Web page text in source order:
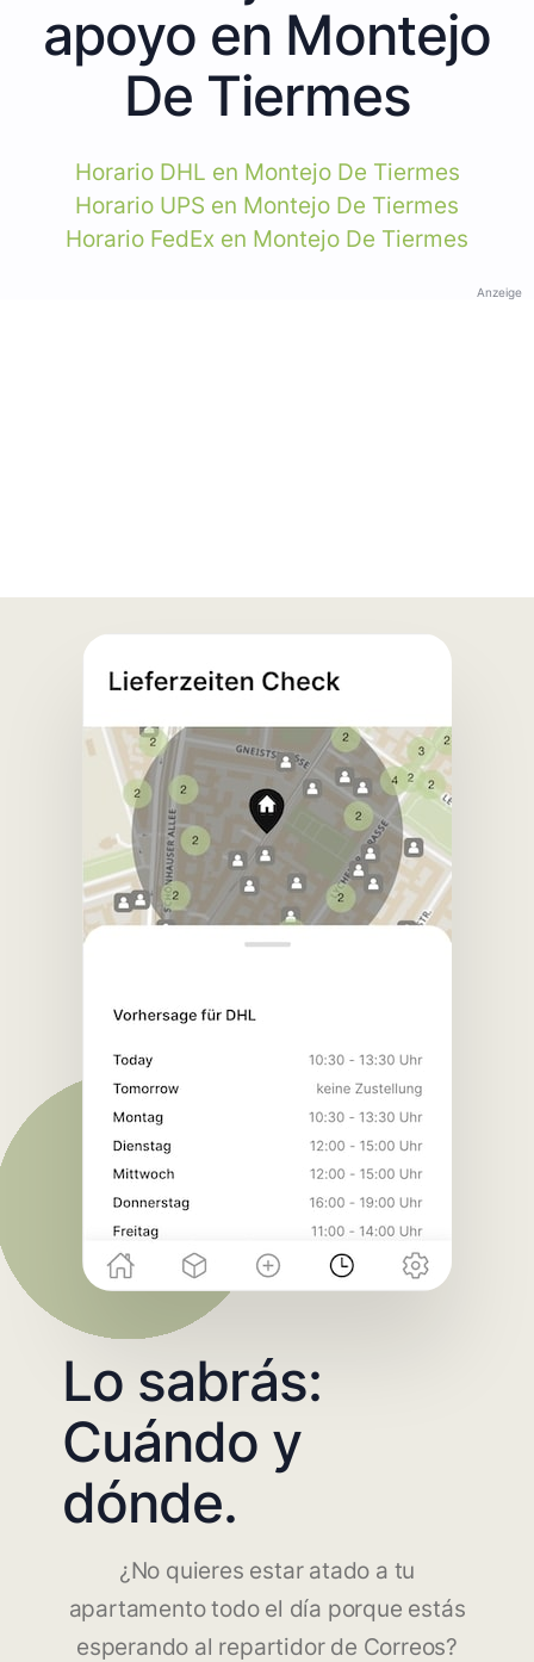
apoyo en Montejo
De Tiermes
Horario DHL en Montejo De Tiermes
Horario UPS en Montejo De Tiermes
Horario FedEx en Montejo De Tiermes
Anzeige
Lo sabrás:
Cuándo y
dónde.
¿No quieres estar atado a tu
apartamento todo el día porque estás
esperando al repartidor de Correos?